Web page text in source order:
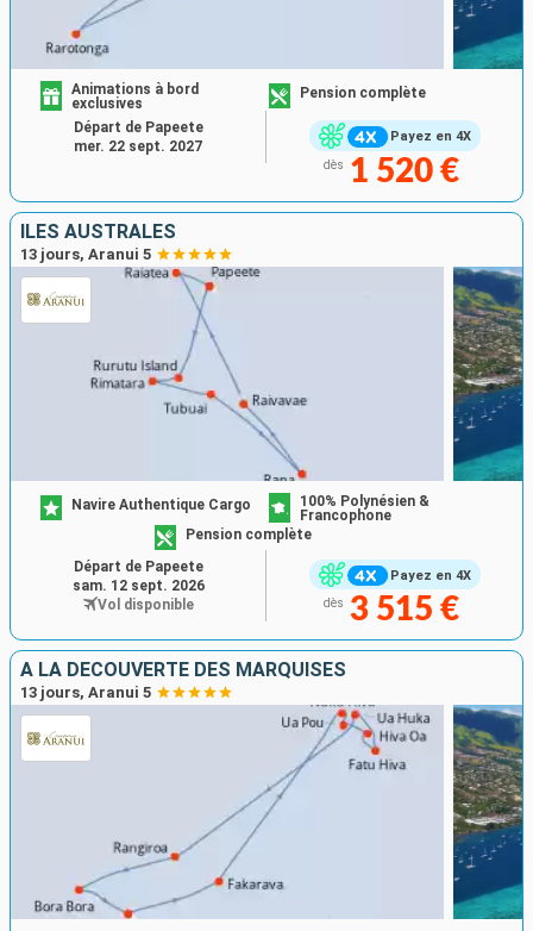
Payez en 4X
Animations à bord
exclusives
Pension complète
dès 1 520 €
Départ de Papeete
mer. 22 sept. 2027
ILES AUSTRALES
13 jours, Aranui 5
Payez en 4X
Navire Authentique Cargo
100% Polynésien &
Francophone
Pension complète
dès 3 515 €
Départ de Papeete
sam. 12 sept. 2026
Vol disponible
A LA DÉCOUVERTE DES MARQUISES
13 jours, Aranui 5